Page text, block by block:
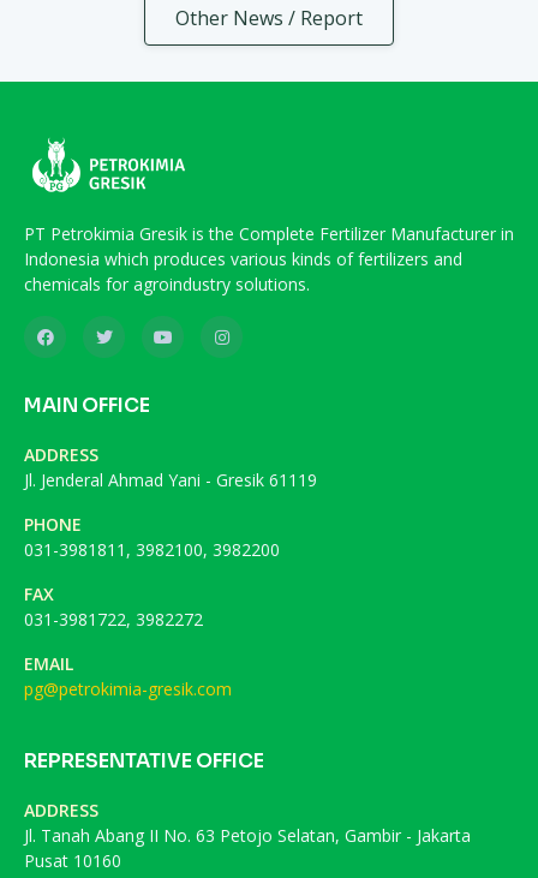
Other News / Report
PT Petrokimia Gresik is the Complete Fertilizer Manufacturer in
Indonesia which produces various kinds of fertilizers and
chemicals for agroindustry solutions.
MAIN OFFICE
ADDRESS
Jl. Jenderal Ahmad Yani - Gresik 61119
PHONE
031-3981811, 3982100, 3982200
FAX
031-3981722, 3982272
EMAIL
pg@petrokimia-gresik.com
REPRESENTATIVE OFFICE
ADDRESS
Jl. Tanah Abang II No. 63 Petojo Selatan, Gambir - Jakarta
Pusat 10160